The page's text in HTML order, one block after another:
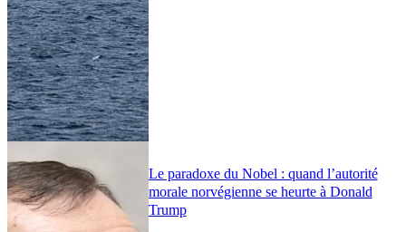
Le paradoxe du Nobel : quand l’autorité
morale norvégienne se heurte à Donald
Trump